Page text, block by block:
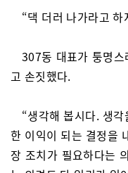
“댁 더러 나가라고
307동 대표가 퉁명
고 손짓했다.
“생각해 봅시다. 생
한 이익이 되는 결정을
장 조치가 필요하다는